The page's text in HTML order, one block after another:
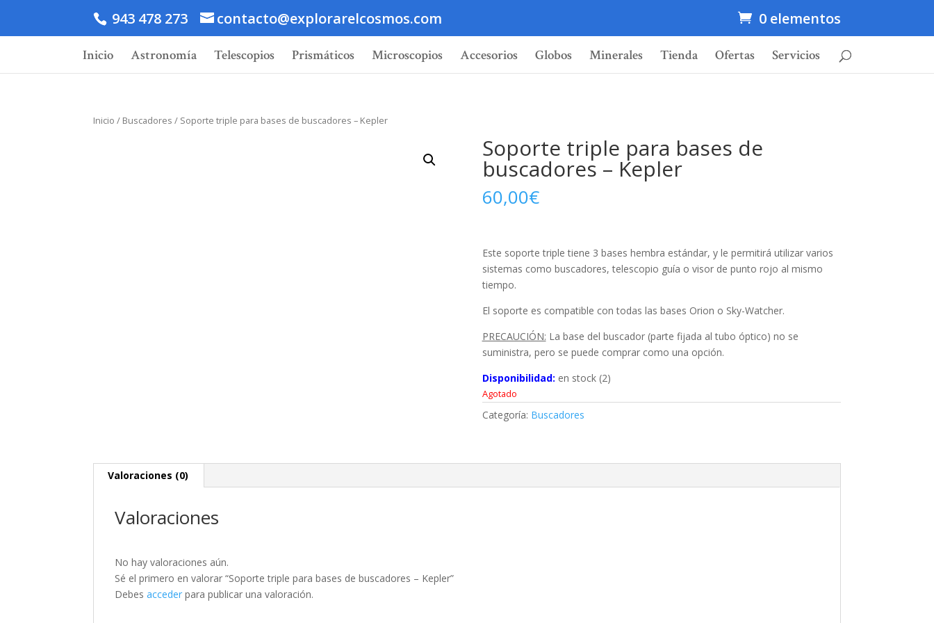
943 478 273 contacto@explorarelcosmos.com 0 elementos
Inicio Astronomía Telescopios Prismáticos Microscopios Accesorios Globos Minerales Tienda Ofertas Servicios
Inicio / Buscadores / Soporte triple para bases de buscadores – Kepler
Soporte triple para bases de
buscadores – Kepler
60,00€
Este soporte triple tiene 3 bases hembra estándar, y le permitirá utilizar varios
sistemas como buscadores, telescopio guía o visor de punto rojo al mismo
tiempo.
El soporte es compatible con todas las bases Orion o Sky-Watcher.
PRECAUCIÓN: La base del buscador (parte fijada al tubo óptico) no se
suministra, pero se puede comprar como una opción.
Disponibilidad: en stock (2)
Agotado
Categoría: Buscadores
Valoraciones (0)
Valoraciones
No hay valoraciones aún.
Sé el primero en valorar “Soporte triple para bases de buscadores – Kepler”
Debesacceder para publicar una valoración.